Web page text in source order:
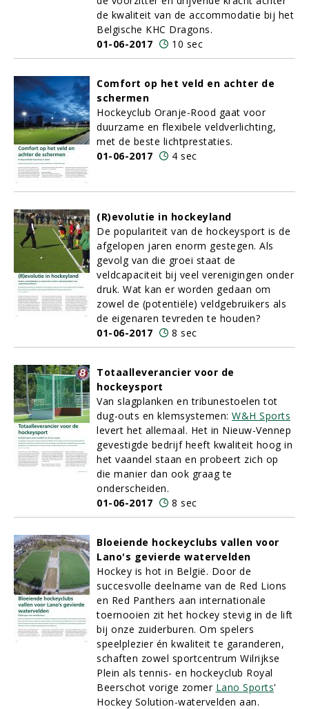
de kwaliteit van de accommodatie bij het
Belgische KHC Dragons.
01-06-2017
10 sec
Comfort op het veld en achter de
schermen
Hockeyclub Oranje-Rood gaat voor
duurzame en flexibele veldverlichting,
met de beste lichtprestaties.
01-06-2017
4 sec
(R)evolutie in hockeyland
De populariteit van de hockeysport is de
afgelopen jaren enorm gestegen. Als
gevolg van die groei staat de
veldcapaciteit bij veel verenigingen onder
druk. Wat kan er worden gedaan om
zowel de (potentiële) veldgebruikers als
de eigenaren tevreden te houden?
01-06-2017
8 sec
Totaalleverancier voor de
hockeysport
Van slagplanken en tribunestoelen tot
dug-outs en klemsystemen: W&H Sports
levert het allemaal. Het in Nieuw-Vennep
gevestigde bedrijf heeft kwaliteit hoog in
het vaandel staan en probeert zich op
die manier dan ook graag te
onderscheiden.
01-06-2017
8 sec
Bloeiende hockeyclubs vallen voor
Lano's gevierde watervelden
Hockey is hot in België. Door de
succesvolle deelname van de Red Lions
en Red Panthers aan internationale
toernooien zit het hockey stevig in de lift
bij onze zuiderburen. Om spelers
speelplezier én kwaliteit te garanderen,
schaften zowel sportcentrum Wilrijkse
Plein als tennis- en hockeyclub Royal
Beerschot vorige zomer Lano Sports'
Hockey Solution-watervelden aan.